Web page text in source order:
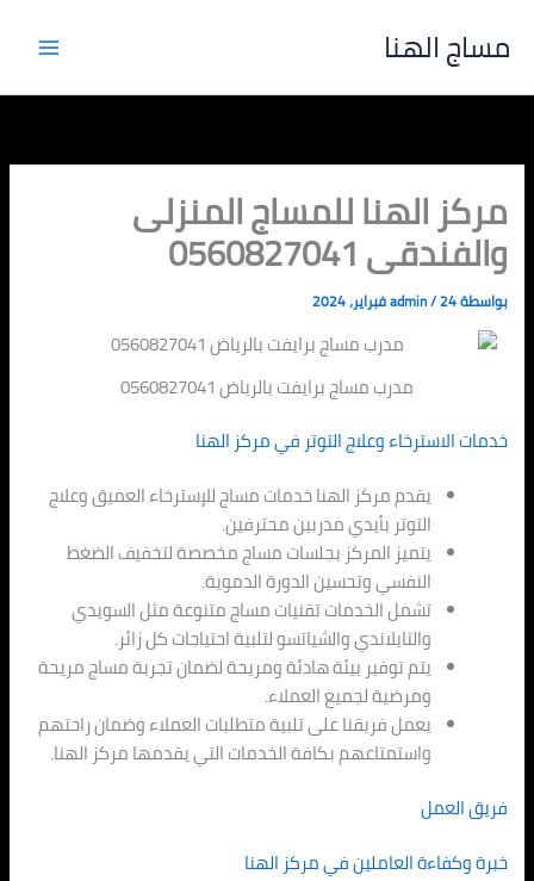
مساج الهنا
مركز الهنا للمساج المنزلى
والفندقى 0560827041
بواسطة admin/24 فبراير، 2024
مدرب مساج برايفت بالرياض 0560827041
خدمات الاسترخاء وعلاج التوتر في مركز الهنا
يقدم مركز الهنا خدمات مساج للإسترخاء العميق وعلاج
التوتر بأيدي مدربين محترفين.
يتميز المركز بجلسات مساج مخصصة لتخفيف الضغط
النفسي وتحسين الدورة الدموية.
تشمل الخدمات تقنيات مساج متنوعة مثل السويدي
والتايلاندي والشياتسو لتلبية احتياجات كل زائر.
يتم توفير بيئة هادئة ومريحة لضمان تجربة مساج مريحة
ومرضية لجميع العملاء.
يعمل فريقنا على تلبية متطلبات العملاء وضمان راحتهم
واستمتاعهم بكافة الخدمات التي يقدمها مركز الهنا.
فريق العمل
خبرة وكفاءة العاملين في مركز الهنا